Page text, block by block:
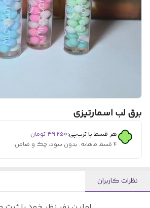
برق لب اسمارتیزی
هر قسط با ترب‌پی:۴۹٬۲۵۰ تومان
۴ قسط ماهانه. بدون سود، چک و ضامن.
نظرات کاربران